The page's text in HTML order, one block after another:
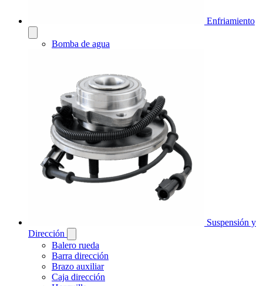
Enfriamiento
Bomba de agua
Suspensión y
Dirección
Balero rueda
Barra dirección
Brazo auxiliar
Caja dirección